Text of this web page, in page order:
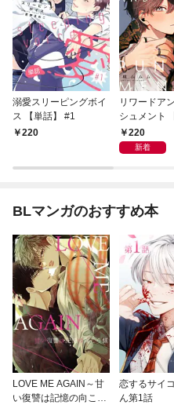
溺愛スリーピングボイ
ス 【単話】 #1
220
リワードア
シュメント
第1話
220
新着
BLマンガのおすすめ本
LOVE ME AGAIN～甘
い復讐は記憶の向こう
恋するサイ
ん第1話